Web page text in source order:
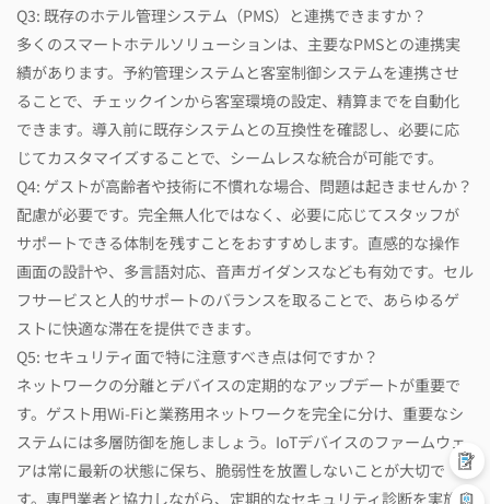
Q3: 既存のホテル管理システム（PMS）と連携できますか？
多くのスマートホテルソリューションは、主要なPMSとの連携実
績があります。予約管理システムと客室制御システムを連携させ
ることで、チェックインから客室環境の設定、精算までを自動化
できます。導入前に既存システムとの互換性を確認し、必要に応
じてカスタマイズすることで、シームレスな統合が可能です。
Q4: ゲストが高齢者や技術に不慣れな場合、問題は起きませんか？
配慮が必要です。完全無人化ではなく、必要に応じてスタッフが
サポートできる体制を残すことをおすすめします。直感的な操作
画面の設計や、多言語対応、音声ガイダンスなども有効です。セル
フサービスと人的サポートのバランスを取ることで、あらゆるゲ
ストに快適な滞在を提供できます。
Q5: セキュリティ面で特に注意すべき点は何ですか？
ネットワークの分離とデバイスの定期的なアップデートが重要で
す。ゲスト用Wi-Fiと業務用ネットワークを完全に分け、重要なシ
ステムには多層防御を施しましょう。IoTデバイスのファームウェ
アは常に最新の状態に保ち、脆弱性を放置しないことが大切で
す。専門業者と協力しながら、定期的なセキュリティ診断を実施す